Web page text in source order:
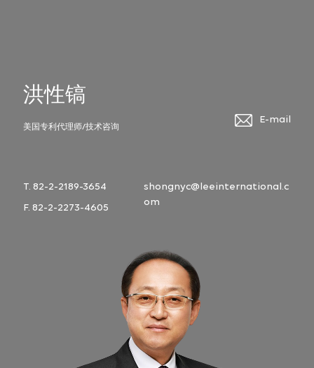
洪性镐
美国专利代理师/技术咨询
T. 82-2-2189-3654
F. 82-2-2273-4605
shongnyc@leeinternational.c
om
E-mail